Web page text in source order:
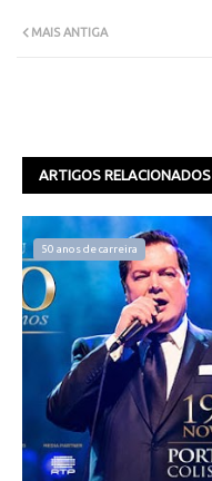
MAIS ANTIGA
ARTIGOS RELACIONADOS
50 anos de carreira